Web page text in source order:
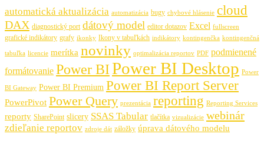
automatická aktualizácia automatizácia bugy chybové hlásenie cloud
DAX diagnostický port dátový model editor dotazov Excel fullscreen
grafické indikátory grafy ikonky Ikony v tabuľkách indikátory kontingenčka kontingenčná
tabuľka licencie merítka novinky optimalizácia reportov PDF podmienené
formátovanie Power BIPower BI Desktop Power
BI Gateway Power BI Premium Power BI Report Server
PowerPivot Power Query prezentácia reporting Reporting Services
reporty SharePoint slicery SSAS Tabular tlačítka vizualizácie webinár
zdieľanie reportov zdroje dát záložky úprava dátového modelu